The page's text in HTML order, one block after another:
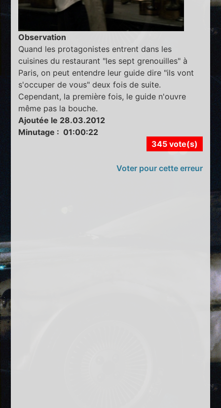
Observation
Quand les protagonistes entrent dans les
cuisines du restaurant "les sept grenouilles" à
Paris, on peut entendre leur guide dire "ils vont
s'occuper de vous" deux fois de suite.
Cependant, la première fois, le guide n'ouvre
même pas la bouche.
Ajoutée le 28.03.2012
Minutage : 01:00:22
345 vote(s)
Voter pour cette erreur